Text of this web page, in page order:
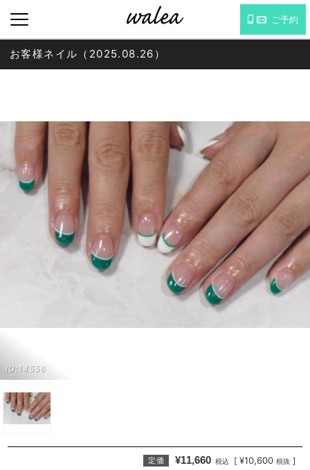
ご予約
ID:14556
お客様ネイル（2025.08.26）
定価 ¥11,660 税込 [ ¥10,600 税抜 ]